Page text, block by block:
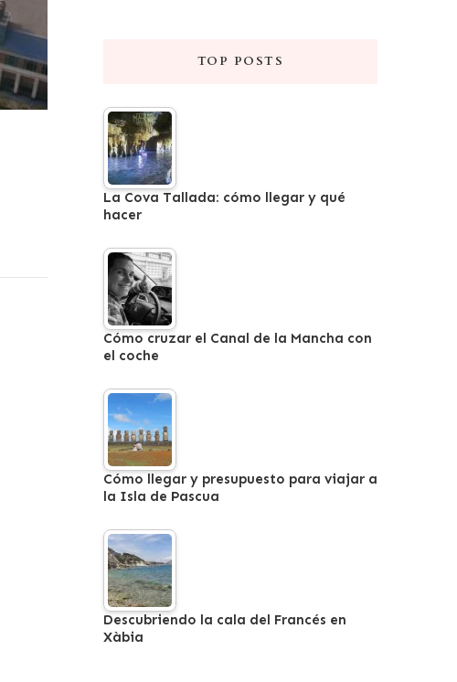
TOP POSTS
La Cova Tallada: cómo llegar y qué
hacer
Cómo cruzar el Canal de la Mancha con
el coche
Cómo llegar y presupuesto para viajar a
la Isla de Pascua
Descubriendo la cala del Francés en
Xàbia